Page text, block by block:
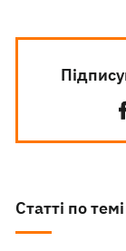
Статті по темі